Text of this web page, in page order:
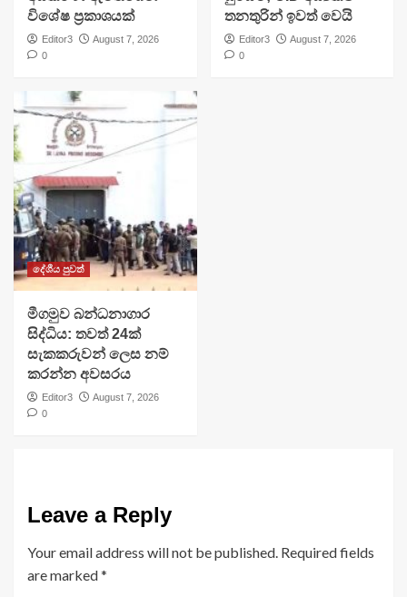
විශේෂ ප්‍රකාශයක්
Editor3
August 7, 2026
0
තනතුරින් ඉවත් වෙයි
Editor3
August 7, 2026
0
දේශීය පුවත්
මීගමුව බන්ධනාගාර
සිද්ධිය: තවත් 24ක්
සැකකරුවන් ලෙස නම්
කරන්න අවසරය
Editor3
August 7, 2026
0
Leave a Reply
Your email address will not be published. Required fields
are marked*